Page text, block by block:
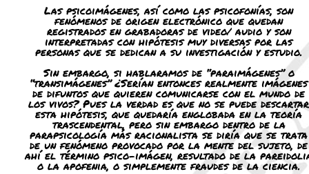
Las psicoimágenes, así como las psicofonías, son
fenómenos de origen electrónico que quedan
registrados en grabadoras de video/ audio y son
interpretadas con hipótesis muy diversas por las
personas que se dedican a su investigación y estudio.
Sin embargo, si hablaramos de “paraimágenes” o
“transimágenes” ¿Serían entonces realmente imágenes
de difuntos que quieren comunicarse con el mundo de
los vivos? Pues la verdad es que no se puede descartar
esta hipótesis, que quedaría englobada en la teoría
trascendental, pero sin embargo dentro de la
parapsicología más racionalista se diría que se trata
de un fenómeno provocado por la mente del sujeto, de
ahí el término psico-imágen, resultado de la
o la apofenia, o simplemente fraudes de la ciencia.